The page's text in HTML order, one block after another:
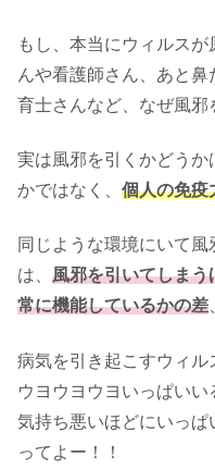
もし、本当にウィルス
んや看護師さん、あと
育士さんなど、なぜ風邪
実は風邪を引くかどうか
かではなく、 個人の免疫
同じような環境にいて
は、 風邪を引いてしまう
常に機能しているかの差
病気を引き起こすウィル
ウヨウヨウヨいっぱい
気持ち悪いほどにいっ
ってよー！！